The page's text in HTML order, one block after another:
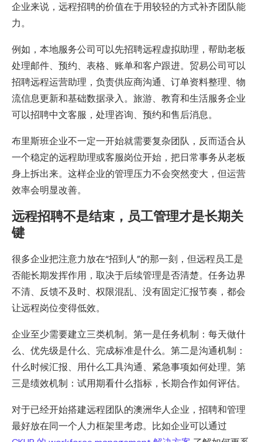
企业来说，远程招聘的价值在于用较轻的方式补齐团队能
力。
例如，本地服务公司可以先招聘远程虚拟助理，帮助老板
处理邮件、预约、表格、账单和客户跟进。贸易公司可以
招聘远程运营助理，负责供应商沟通、订单资料整理、物
流信息更新和基础数据录入。旅游、教育和生活服务企业
可以招聘中文客服，处理咨询、预约和售后消息。
布里斯班企业不一定一开始就需要复杂团队，反而适合从
一个稳定的远程助理或客服岗位开始，把日常事务从老板
身上拆出来。这样企业的管理压力不会突然变大，但运营
效率会明显改善。
远程招聘不是结束，员工管理才是长期关
键
很多企业把注意力放在“招到人”的那一刻，但远程员工是
否能长期发挥作用，取决于后续管理是否清楚。任务边界
不清、反馈不及时、权限混乱、没有固定汇报节奏，都会
让远程岗位变得低效。
企业至少需要建立三类机制。第一是任务机制：每天做什
么、优先级是什么、完成标准是什么。第二是沟通机制：
什么时候汇报、用什么工具沟通、紧急事项如何处理。第
三是绩效机制：试用期看什么指标，长期合作如何评估。
对于已经开始搭建远程团队的澳洲华人企业，招聘和管理
最好放在同一个人力框架里考虑。比如企业可以通过